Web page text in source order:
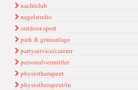
nachtclub
nagelstudio
outdoor-sport
park & grünanlage
partyservice/caterer
personalvermittler
physiotherapeut
physiotherapeut/in